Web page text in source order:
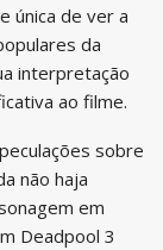
única de ver a
da
interpretação
ao filme.
sobre
não haja
em
Deadpool 3